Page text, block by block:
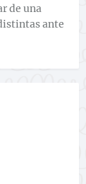
de una
ante